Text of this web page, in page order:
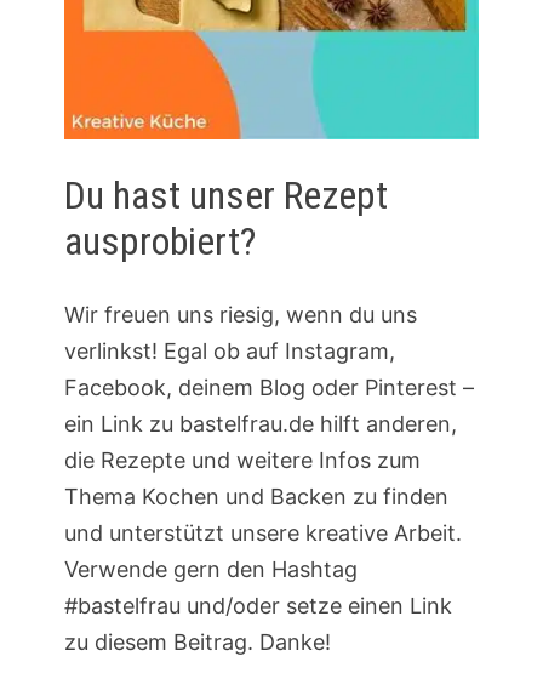
Du hast unser Rezept
ausprobiert?
Wir freuen uns riesig, wenn du uns
verlinkst! Egal ob auf Instagram,
Facebook, deinem Blog oder Pinterest –
ein Link zu bastelfrau.de hilft anderen,
die Rezepte und weitere Infos zum
Thema Kochen und Backen zu finden
und unterstützt unsere kreative Arbeit.
Verwende gern den Hashtag
#bastelfrau und/oder setze einen Link
zu diesem Beitrag. Danke!